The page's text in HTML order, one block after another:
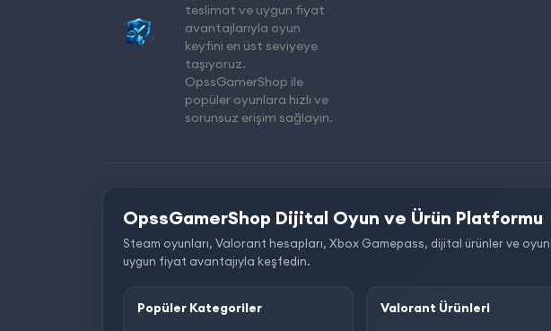
teslimat ve uygun fiyat
avantajlarıyla oyun
keyfini en üst seviyeye
taşıyoruz.
OpssGamerShop ile
popüler oyunlara hızlı ve
sorunsuz erişim sağlayın.
OpssGamerShop Dijital Oyun ve Ürün Platformu
Steam oyunları, Valorant hesapları, Xbox Gamepass, dijital ürünler ve oyun
uygun fiyat avantajıyla keşfedin.
Popüler Kategoriler Valorant Ürünleri